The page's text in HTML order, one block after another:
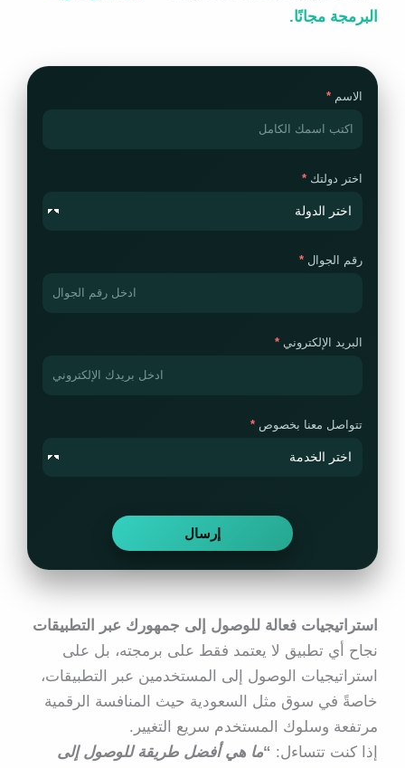
البرمجة مجانًا.
الاسم
اختر دولتك
رقم الجوال
البريد الإلكتروني
تتواصل معنا بخصوص
استراتيجيات فعالة للوصول إلى جمهورك عبر التطبيقات
نجاح أي تطبيق لا يعتمد فقط على برمجته، بل على
استراتيجيات الوصول إلى المستخدمين عبر التطبيقات،
خاصةً في سوق مثل السعودية حيث المنافسة الرقمية
مرتفعة وسلوك المستخدم سريع التغيير.
إذا كنت تتساءل: “ما هي أفضل طريقة للوصول إلى